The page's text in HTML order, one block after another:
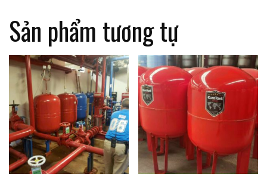
Sản phẩm tương tự